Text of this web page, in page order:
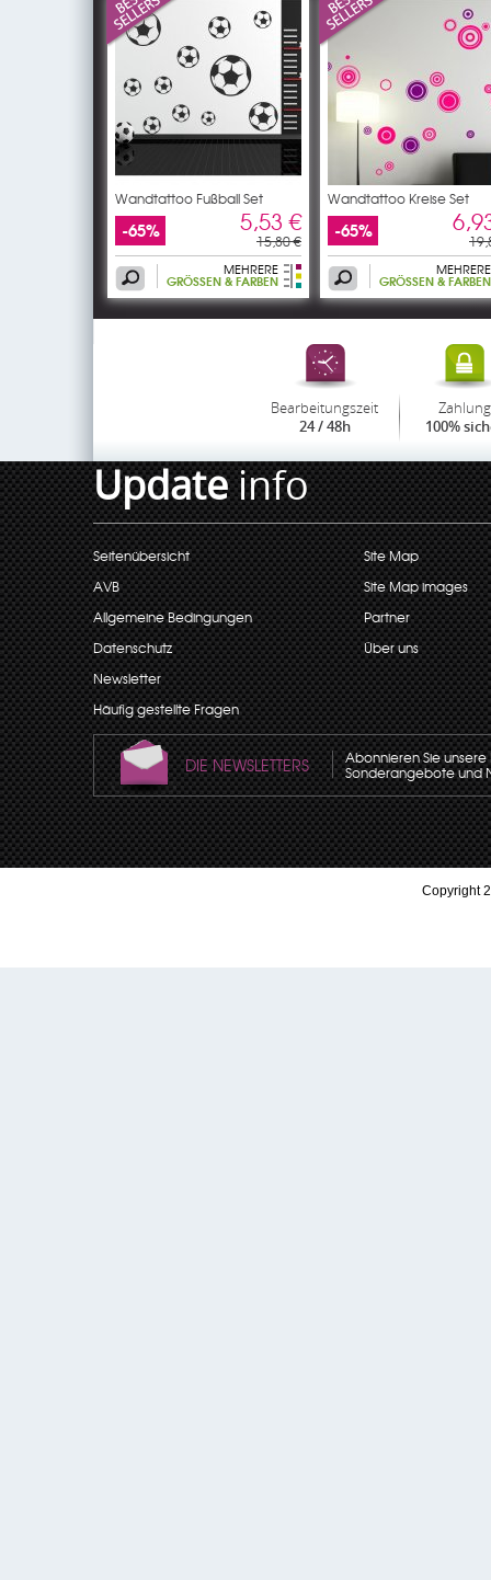
Wandtattoo Fußball Set
-65% 5,53 €
15,80 €
MEHRERE
GRÖSSEN & FARBEN
Wandtattoo Kreise Set
-65%
MEHRERE
GRÖSSEN & FARBEN
Bearbeitungszeit
24 / 48h
Zahlung
100%
Updateinfo
Seitenübersicht
AVB
Allgemeine Bedingungen
Datenschutz
Newsletter
Häufig gestellte Fragen
Site Map
Site Map images
Partner
Über uns
DIE NEWSLETTERS Abonnieren Sie
Sonderangebote und
Copyright